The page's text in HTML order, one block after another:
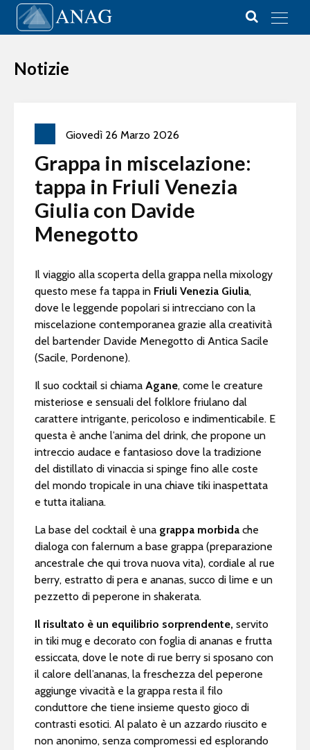
Vai al contenuto
Main Navigation
Notizie
Giovedì 26 Marzo 2026
Grappa in miscelazione:
tappa in Friuli Venezia
Giulia con Davide
Menegotto
Il viaggio alla scoperta della grappa nella mixology
questo mese fa tappa in Friuli Venezia Giulia,
dove le leggende popolari si intrecciano con la
miscelazione contemporanea grazie alla creatività
del bartender Davide Menegotto di Antica Sacile
(Sacile, Pordenone).
Il suo cocktail si chiama Agane, come le creature
misteriose e sensuali del folklore friulano dal
carattere intrigante, pericoloso e indimenticabile. E
questa è anche l’anima del drink, che propone un
intreccio audace e fantasioso dove la tradizione
del distillato di vinaccia si spinge fino alle coste
del mondo tropicale in una chiave tiki inaspettata
e tutta italiana.
La base del cocktail è una grappa morbida che
dialoga con falernum a base grappa (preparazione
ancestrale che qui trova nuova vita), cordiale al rue
berry, estratto di pera e ananas, succo di lime e un
pezzetto di peperone in shakerata.
Il risultato è un equilibrio sorprendente, servito
in tiki mug e decorato con foglia di ananas e frutta
essiccata, dove le note di rue berry si sposano con
il calore dell’ananas, la freschezza del peperone
aggiunge vivacità e la grappa resta il filo
conduttore che tiene insieme questo gioco di
contrasti esotici. Al palato è un azzardo riuscito e
non anonimo, senza compromessi ed esplorando